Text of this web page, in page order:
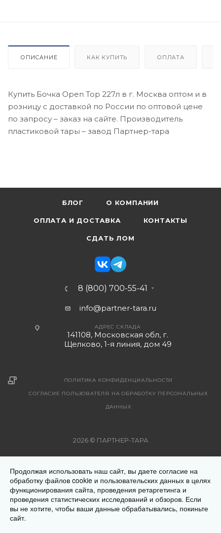
ОПИСАНИЕ КАК КУПИТЬ ОПЛАТА
Купить Бочка Open Top 227л в г. Москва оптом и в
розницу с доставкой по России по оптовой цене
по запросу – заказ на сайте. Производитель
пластиковой тары – завод Партнер-тара
БЛОГ О КОМПАНИИ
ОПЛАТА И ДОСТАВКА КОНТАКТЫ
СДАТЬ ЛОМ
8 (800) 700-55-41
info@partner-tara.ru
АДРЕС СКЛАДА
141108, Московская обл, г.
Щелково, 1-я линия, дом 49
ПОЛИТИКА КОНФИДЕНЦИАЛЬНОСТИ
СОГЛАСИЕ ПОЛЬЗОВАТЕЛЯ НА ОБРАБОТКУ ПЕРСОНАЛЬНЫХ
ДАННЫХ
2026 © ПАРТНЕР-ТАРА
на страницах с описанием товара. Все предложения на
сайте не являются публичной офертой. Окончательную
стоимость товара Вам уточнит менеджер при оформлении
заказа. Цена на продукцию меняется в зависимости от
региона местонахождения Заказчика. Обращаем ваше
Продолжая использовать наш сайт, вы даете согласие на
обработку файлов cookie и пользовательских данных в целях
функционирования сайта, проведения ретаргетинга и
проведения статистических исследований и обзоров. Если
вы не хотите, чтобы ваши данные обрабатывались, покиньте
сайт.